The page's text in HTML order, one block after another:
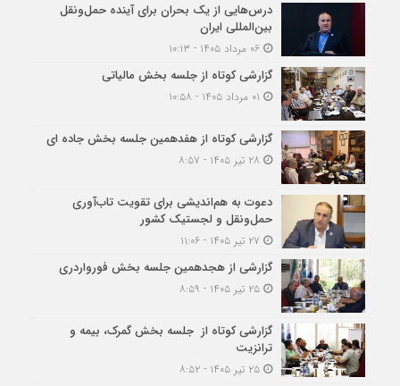
درس‌هایی از یک بحران برای آینده حمل‌ونقل
بین‌المللی ایران
گزارشی کوتاه از جلسه بخش مالیاتی
گزارشی کوتاه از هفدهمین جلسه بخش جاده ای
دعوت به هم‌اندیشی برای تقویت تاب‌آوری
حمل‌ونقل و لجستیک کشور
گزارشی از هجدهمین جلسه بخش فورواردری
۲۵ تیر ۱۴۰۵ - ۸:۵۹
گزارشی کوتاه از جلسه بخش گمرک، بیمه و
ترانزیت
۲۵ تیر ۱۴۰۵ - ۸:۵۲